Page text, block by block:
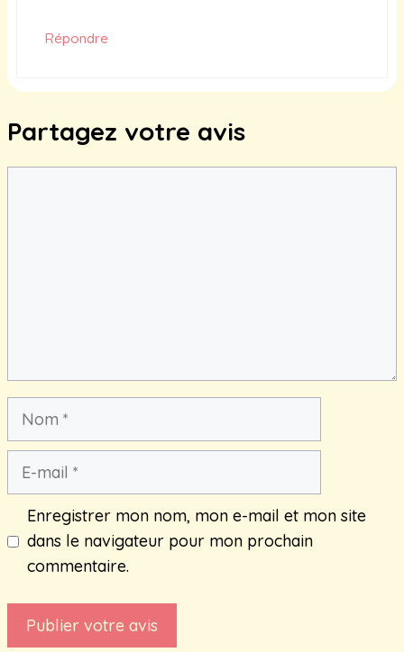
Répondre
Partagez votre avis
Nom
Enregistrer mon nom, mon e-mail et mon site
dans le navigateur pour mon prochain
commentaire.